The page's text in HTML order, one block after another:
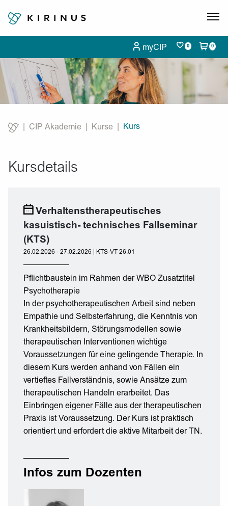
myCIP 0 0
CIP Akademie Kurse
Current:
Kurs
Kursdetails
Verhaltenstherapeutisches
kasuistisch- technisches Fallseminar
(KTS)
26.02.2026 - 27.02.2026 | KTS-VT 26.01
Pflichtbaustein im Rahmen der WBO Zusatztitel
Psychotherapie
In der psychotherapeutischen Arbeit sind neben
Empathie und Selbsterfahrung, die Kenntnis von
Krankheitsbildern, Störungsmodellen sowie
therapeutischen Interventionen wichtige
Voraussetzungen für eine gelingende Therapie. In
diesem Kurs werden anhand von Fällen ein
vertieftes Fallverständnis, sowie Ansätze zum
therapeutischen Handeln erarbeitet. Das
Einbringen eigener Fälle aus der therapeutischen
Praxis ist Voraussetzung. Der Kurs ist praktisch
orientiert und erfordert die aktive Mitarbeit der TN.
Infos zum Dozenten